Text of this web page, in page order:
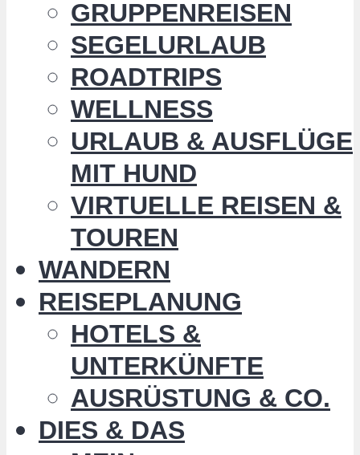
GRUPPENREISEN
SEGELURLAUB
ROADTRIPS
WELLNESS
URLAUB & AUSFLÜGE
MIT HUND
VIRTUELLE REISEN &
TOUREN
WANDERN
REISEPLANUNG
HOTELS &
UNTERKÜNFTE
AUSRÜSTUNG & CO.
DIES & DAS